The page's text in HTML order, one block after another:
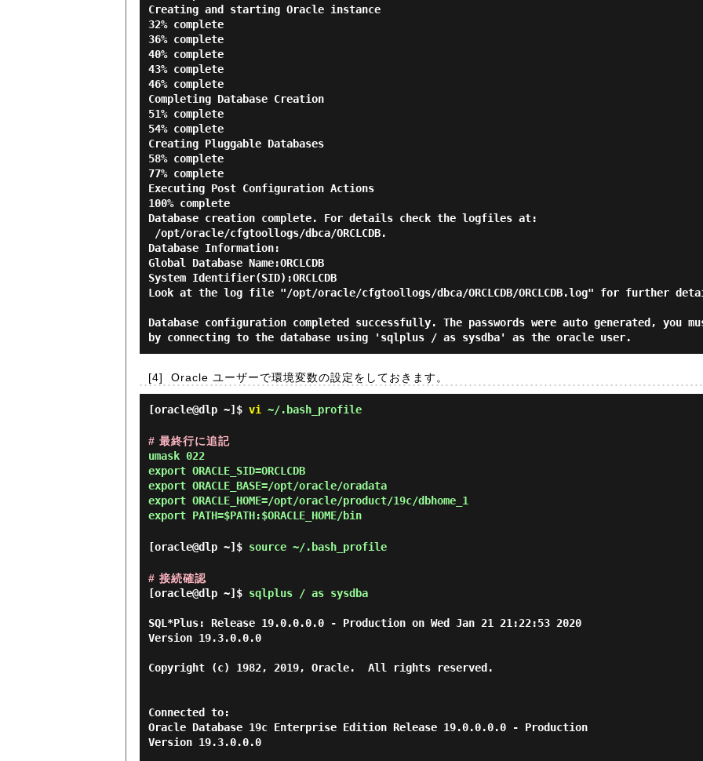
Creating and starting Oracle instance
32% complete
36% complete
40% complete
43% complete
46% complete
Completing Database Creation
51% complete
54% complete
Creating Pluggable Databases
58% complete
77% complete
Executing Post Configuration Actions
100% complete
Database creation complete. For details check the logfiles at:
Database Information:
Global Database Name:ORCLCDB
System Identifier(SID):ORCLCDB
Look at the log file "/opt/oracle/cfgtoollogs/dbca/ORCLCDB/ORCLCDB.log" for further
Database configuration completed successfully. The passwords were auto generated, you
[4] Oracle ユーザーで環境変数の設定をしておきます。
[oracle@dlp ~]$ vi ~/.bash_profile
# 最終行に追記
umask 022
export ORACLE_SID=ORCLCDB
export ORACLE_BASE=/opt/oracle/oradata
export ORACLE_HOME=/opt/oracle/product/19c/dbhome_1
export PATH=$PATH:$ORACLE_HOME/bin
[oracle@dlp ~]$ source ~/.bash_profile
# 接続確認
[oracle@dlp ~]$ sqlplus / as sysdba
SQL*Plus: Release 19.0.0.0.0 - Production on Wed Jan 21 21:22:53 2020
Version 19.3.0.0.0
Copyright (c) 1982, 2019, Oracle.  All rights reserved.
Connected to:
Oracle Database 19c Enterprise Edition Release 19.0.0.0.0 - Production
Version 19.3.0.0.0